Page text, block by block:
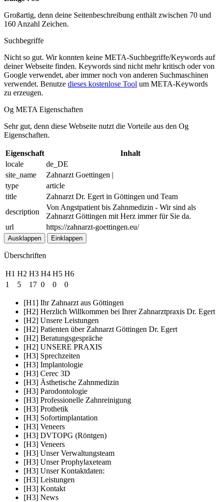
Großartig, denn deine Seitenbeschreibung enthält zwischen 70 und
160 Anzahl Zeichen.
Suchbegriffe
Nicht so gut. Wir konnten keine META-Suchbegriffe/Keywords auf
deiner Webseite finden. Keywords sind nicht mehr kritisch oder von
Google verwendet, aber immer noch von anderen Suchmaschinen
verwendet. Benutze dieses kostenlose Tool um META-Keywords
zu erzeugen.
Og META Eigenschaften
Sehr gut, denn diese Webseite nutzt die Vorteile aus den Og
Eigenschaften.
Eigenschaft
Inhalt
locale
de_DE
site_name
Zahnarzt Goettingen |
type
article
title
Zahnarzt Dr. Egert in Göttingen und Team
description
Von Angstpatient bis Zahnmedizin - Wir sind als
Zahnarzt Göttingen mit Herz immer für Sie da.
url
https://zahnarzt-goettingen.eu/
Ausklappen Einklappen
Überschriften
H1 H2 H3 H4 H5 H6
1
5 17 0 0 0
[H1] Ihr Zahnarzt aus Göttingen
[H2] Herzlich Willkommen bei Ihrer Zahnarztpraxis Dr. Egert
[H2] Unsere Leistungen
[H2] Patienten über Zahnarzt Göttingen Dr. Egert
[H2] Beratungsgespräche
[H2] UNSERE PRAXIS
[H3] Sprechzeiten
[H3] Implantologie
[H3] Cerec 3D
[H3] Ästhetische Zahnmedizin
[H3] Parodontologie
[H3] Professionelle Zahnreinigung
[H3] Prothetik
[H3] Sofortimplantation
[H3] Veneers
[H3] DVTOPG (Röntgen)
[H3] Veneers
[H3] Unser Verwaltungsteam
[H3] Unser Prophylaxeteam
[H3] Unser Kontaktdaten:
[H3] Leistungen
[H3] Kontakt
[H3] News